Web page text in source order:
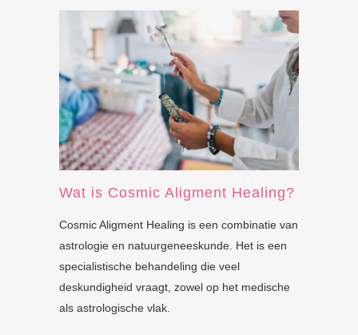
Wat is Cosmic Aligment Healing?
Cosmic Aligment Healing is een combinatie van
astrologie en natuurgeneeskunde. Het is een
specialistische behandeling die veel
deskundigheid vraagt, zowel op het medische
als astrologische vlak.